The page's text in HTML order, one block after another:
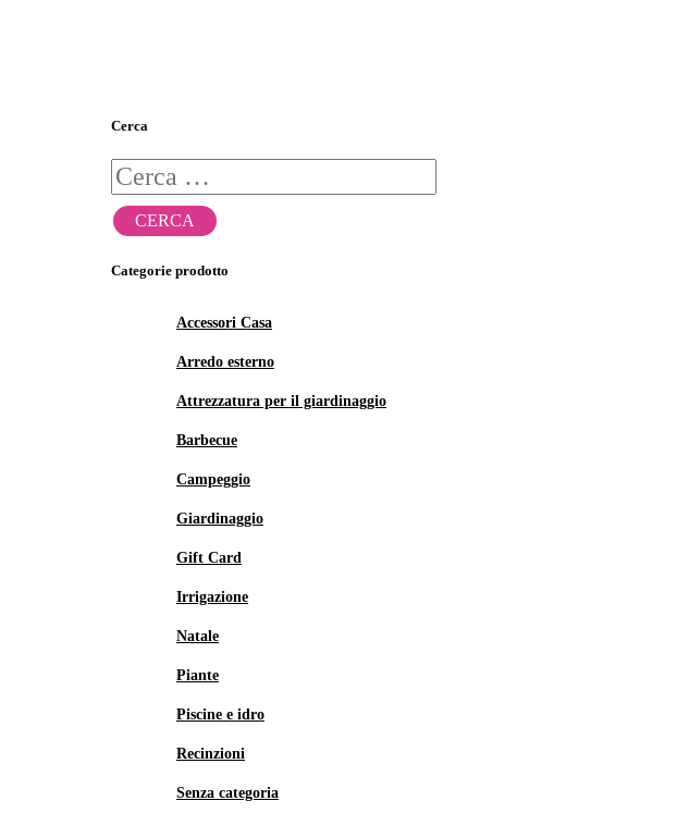
Cerca
Ricerca
per:
Categorie prodotto
Accessori Casa
Arredo esterno
Attrezzatura per il giardinaggio
Barbecue
Campeggio
Giardinaggio
Gift Card
Irrigazione
Natale
Piante
Piscine e idro
Recinzioni
Senza categoria